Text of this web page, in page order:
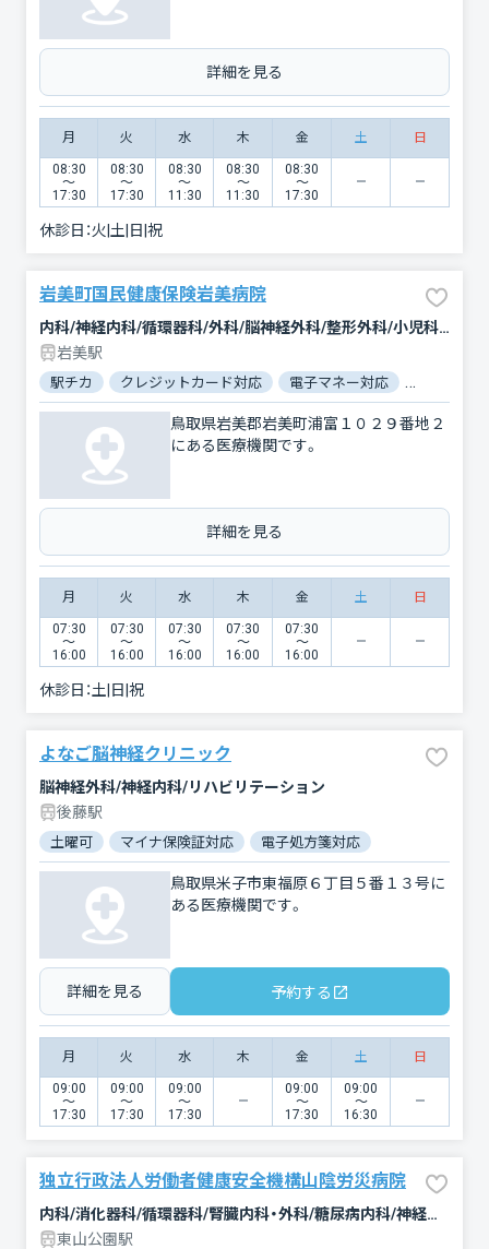
詳細を見る
月 火 水 木 金 土 日
08:30
〜
17:30
08:30
〜
17:30
08:30
〜
11:30
08:30
〜
11:30
08:30
〜
17:30
休診日：火|土|日|祝
岩美町国民健康保険岩美病院
内科/神経内科/循環器科/外科/脳神経外科/整形外科/小児科/眼科/耳鼻咽喉科/皮膚科/泌尿器科/精神科・神経科/歯科/歯科口腔外科/リハビリテーション/放射線科
岩美駅
駅チカ クレジットカード対応 電子マネー対応
鳥取県岩美郡岩美町浦富１０２９番地２
にある医療機関です。
詳細を見る
月 火 水 木 金 土 日
07:30
〜
16:00
07:30
〜
16:00
07:30
〜
16:00
07:30
〜
16:00
07:30
〜
16:00
休診日：土|日|祝
よなご脳神経クリニック
脳神経外科/神経内科/リハビリテーション
後藤駅
土曜可 マイナ保険証対応 電子処方箋対応
鳥取県米子市東福原６丁目５番１３号に
ある医療機関です。
詳細を見る 予約する
月 火 水 木 金 土 日
09:00
〜
17:30
09:00
〜
17:30
09:00
〜
17:30
09:00
〜
17:30
09:00
〜
16:30
独立行政法人労働者健康安全機構山陰労災病院
内科/消化器科/循環器科/腎臓内科・外科/糖尿病内科/神経内科/小児科/整形外科/脳神経外科/心臓血管外科/産婦人科/泌尿器科/耳鼻咽喉科/皮膚科/眼科/リハビリテーション/放射線科/麻酔科/臨床検査・病理診断/歯科口腔外科
東山公園駅